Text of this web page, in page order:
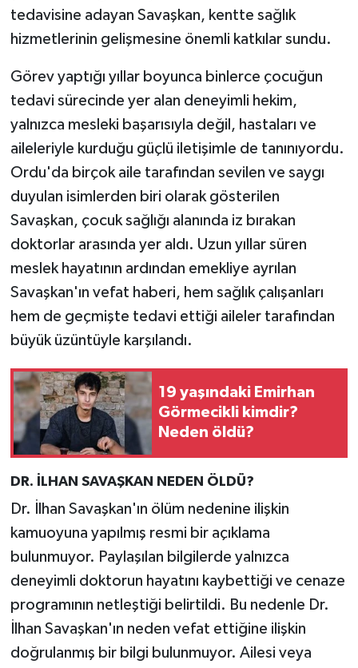
tedavisine adayan Savaşkan, kentte sağlık
hizmetlerinin gelişmesine önemli katkılar sundu.
Görev yaptığı yıllar boyunca binlerce çocuğun
tedavi sürecinde yer alan deneyimli hekim,
yalnızca mesleki başarısıyla değil, hastaları ve
aileleriyle kurduğu güçlü iletişimle de tanınıyordu.
Ordu'da birçok aile tarafından sevilen ve saygı
duyulan isimlerden biri olarak gösterilen
Savaşkan, çocuk sağlığı alanında iz bırakan
doktorlar arasında yer aldı. Uzun yıllar süren
meslek hayatının ardından emekliye ayrılan
Savaşkan'ın vefat haberi, hem sağlık çalışanları
hem de geçmişte tedavi ettiği aileler tarafından
büyük üzüntüyle karşılandı.
19 yaşındaki Emirhan
Görmecikli kimdir?
Neden öldü?
DR. İLHAN SAVAŞKAN NEDEN ÖLDÜ?
Dr. İlhan Savaşkan'ın ölüm nedenine ilişkin
kamuoyuna yapılmış resmi bir açıklama
bulunmuyor. Paylaşılan bilgilerde yalnızca
deneyimli doktorun hayatını kaybettiği ve cenaze
programının netleştiği belirtildi. Bu nedenle Dr.
İlhan Savaşkan'ın neden vefat ettiğine ilişkin
doğrulanmış bir bilgi bulunmuyor. Ailesi veya